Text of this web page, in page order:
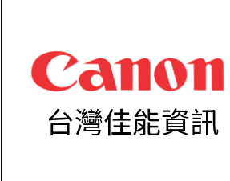
台灣佳能資訊